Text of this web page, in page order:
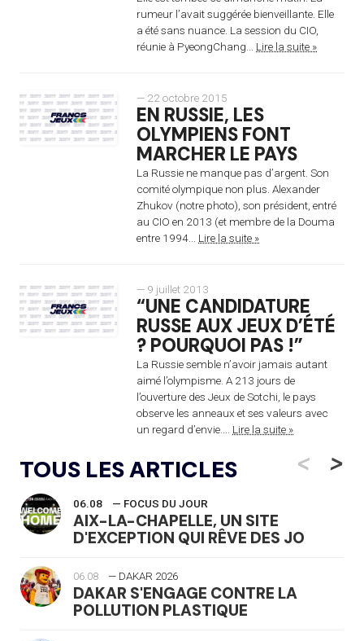
rumeur l’avait suggérée bienveillante. Elle
a été sans nuance. La session du CIO,
réunie à PyeongChang... Lire la suite »
— 22 octobre 2015
EN RUSSIE, LES
OLYMPIENS FONT
MARCHER LE PAYS
La Russie ne manque pas d’argent. Son
comité olympique non plus. Alexander
Zhukov (notre photo), son président, entré
au CIO en 2013 (et membre de la Douma
entre 1994... Lire la suite »
— 9 juillet 2013
“UNE CANDIDATURE
RUSSE AUX JEUX D’ÉTÉ
? POURQUOI PAS !”
La Russie semble n’avoir jamais autant
aimé l’olympisme. A 213 jours de
l’ouverture des Jeux de Sotchi, le pays
observe les anneaux et ses valeurs avec
un regard d’envie.... Lire la suite »
TOUS LES ARTICLES <
06.08 — FOCUS DU JOUR
AIX-LA-CHAPELLE, UN SITE
D'EXCEPTION QUI RÊVE DES JO
06.08 — DAKAR 2026
DAKAR S'ENGAGE CONTRE LA
POLLUTION PLASTIQUE
>